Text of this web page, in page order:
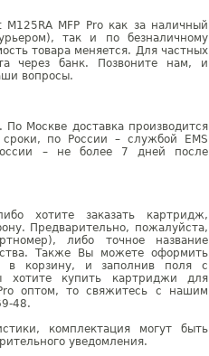
MFP Pro как за наличный
так и по безналичному
товара меняется. Для частных
через банк. Позвоните нам, и
вопросы.
Москве доставка производится
по России – службой EMS
– не более 7 дней после
хотите заказать картридж,
Предварительно, пожалуйста,
либо точное название
Также Вы можете оформить
в корзину, и заполнив поля с
хотите купить картриджи для
оптом, то свяжитесь с нашим
48.
комплектация могут быть
уведомления.